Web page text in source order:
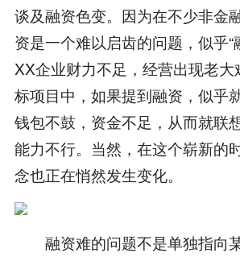
谈及融资色变。因为在不少非金
资是一个难以启齿的问题，似乎“
XX企业财力不足，经营出现老
标项目中，如果提到融资，似乎
钱包不鼓，资金不足，从而就联
能力不行。当然，在这个崭新的
念也正在悄然发生变化。
融资难的问题不是单独指向